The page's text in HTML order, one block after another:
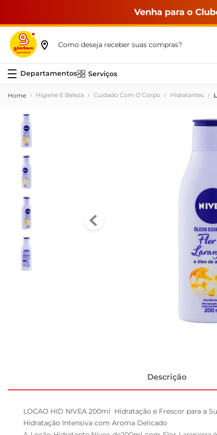
Venha para o
Como deseja receber suas compras?
Serviços
Higiene E Beleza Cuidado Com O Corpo Hidratantes
Descrição
LOCAO HID NIVEA 200ml  Hidratação e Frescor para a
Hidratação Intensiva com Aroma Delicado